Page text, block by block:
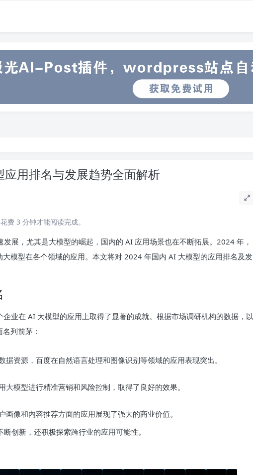
用排名与发展趋势全面解析
费 3 分钟才能阅读完成。
发展，尤其是大模型的崛起，国内的 AI 应用场景也在不断拓展。2024 年，
模型在各个领域的应用。本文将对 2024 年国内 AI 大模型的应用排名及发
业在 AI 大模型的应用上取得了显著的成就。根据市场调研机构的数据，以
列前茅：
据资源，百度在自然语言处理和图像识别等领域的应用表现突出。
大模型进行精准营销和风险控制，取得了良好的效果。
画像和内容推荐方面的应用展现了强大的商业价值。
创新，还积极探索跨行业的应用可能性。